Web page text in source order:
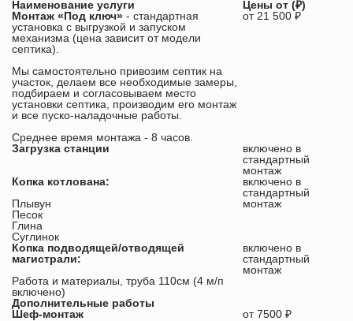
Наименование услуги
Цены от (₽)
Монтаж «Под ключ» - стандартная
установка с выгрузкой и запуском
механизма (цена зависит от модели
септика).
Мы самостоятельно привозим септик на
участок, делаем все необходимые замеры,
подбираем и согласовываем место
установки септика, производим его монтаж
и все пуско-наладочные работы.
Среднее время монтажа - 8 часов.
от 21 500 ₽
Загрузка станции
включено в
стандартный
монтаж
Копка котлована:
Плывун
Песок
Глина
Суглинок
включено в
стандартный
монтаж
Копка подводящей/отводящей
магистрали:
Работа и материалы, труба 110см (4 м/п
включено)
включено в
стандартный
монтаж
Дополнительные работы
Шеф-монтаж
от 7500 ₽